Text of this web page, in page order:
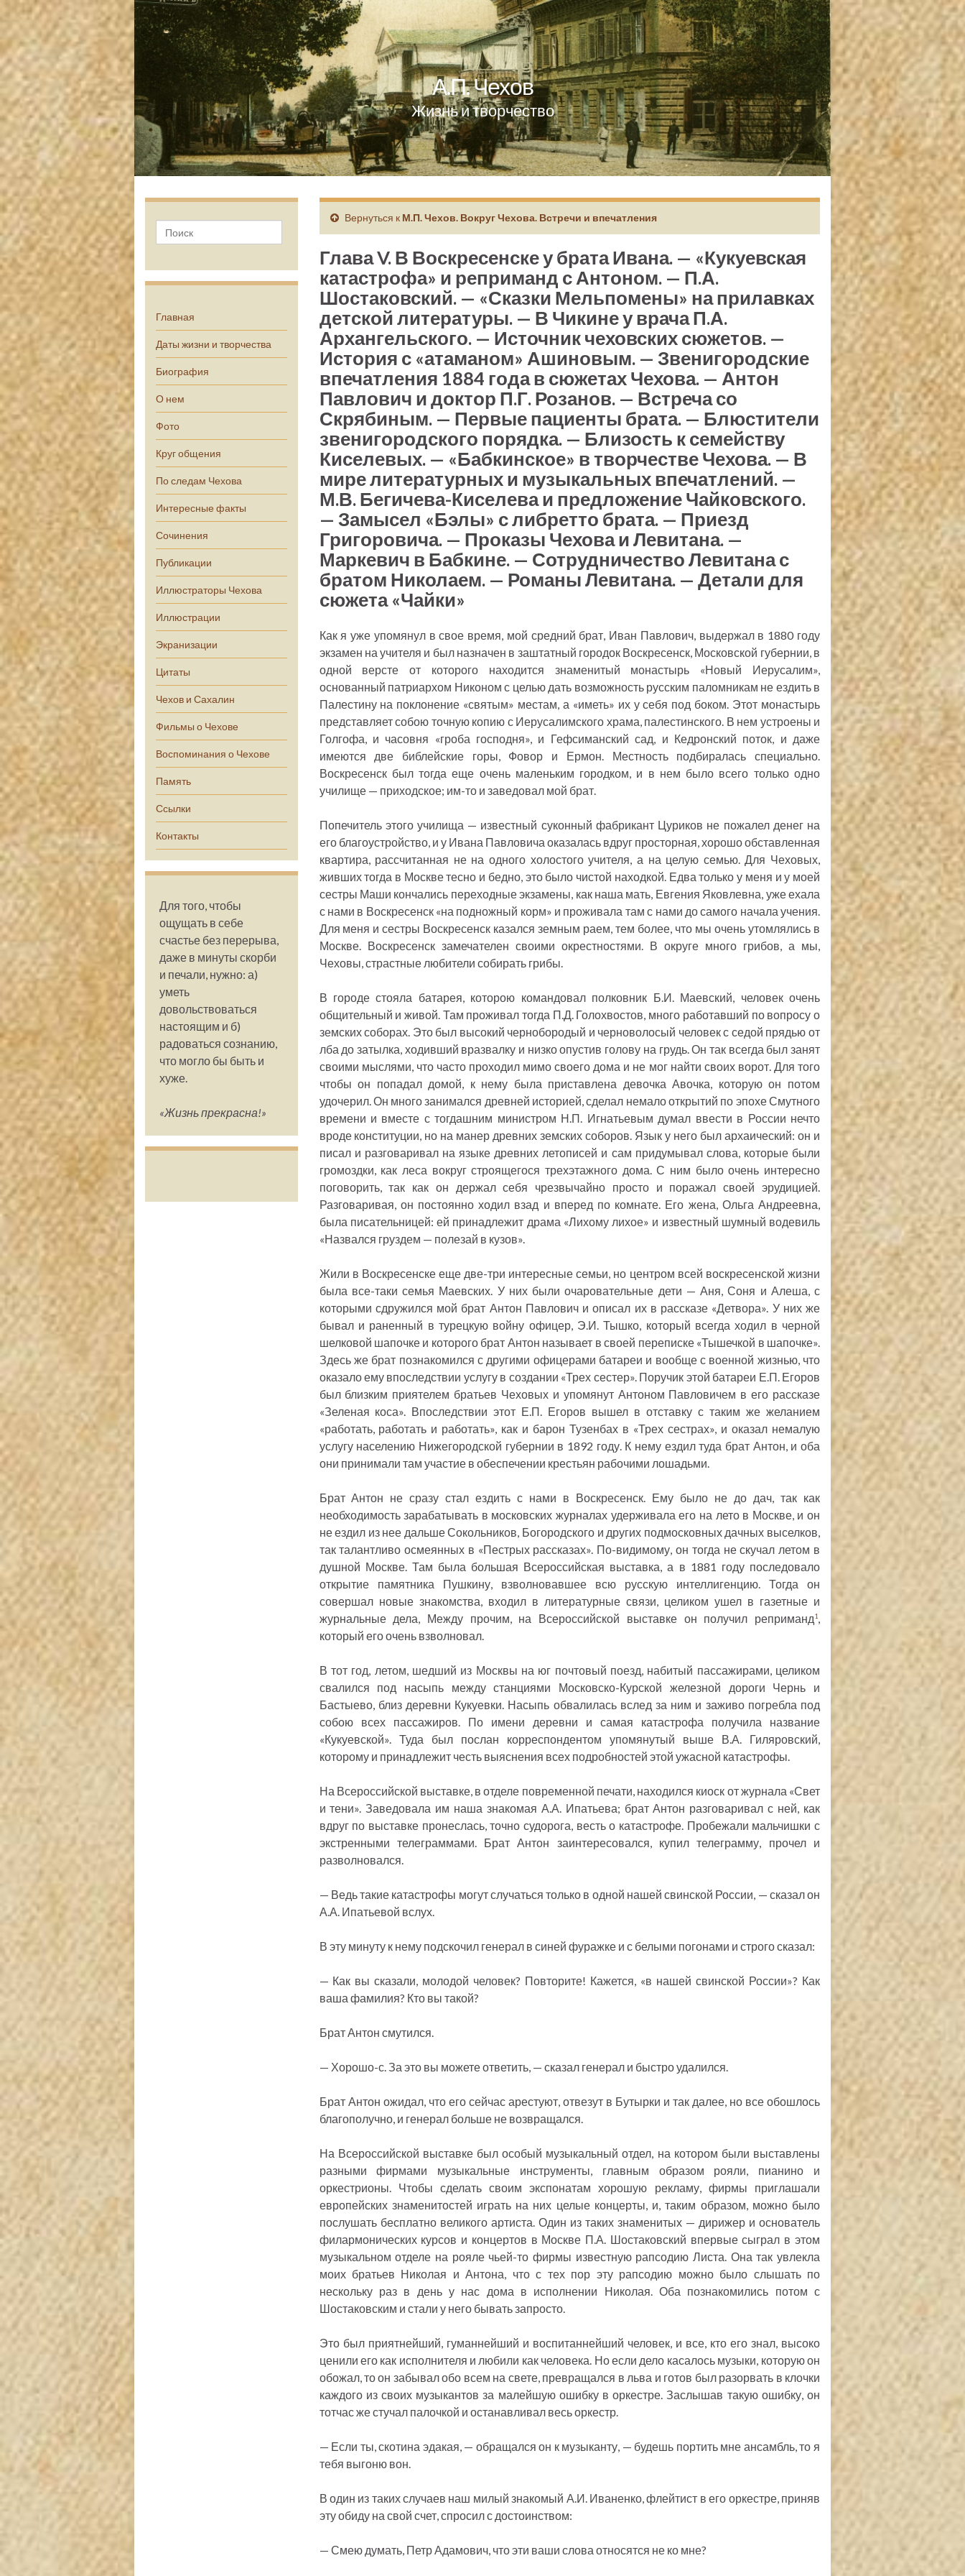
А.П. Чехов
Жизнь и творчество
Главная
Даты жизни и творчества
Биография
О нем
Фото
Круг общения
По следам Чехова
Интересные факты
Сочинения
Публикации
Иллюстраторы Чехова
Иллюстрации
Экранизации
Цитаты
Чехов и Сахалин
Фильмы о Чехове
Воспоминания о Чехове
Память
Ссылки
Контакты
Для того, чтобы
ощущать в себе
счастье без перерыва,
даже в минуты скорби
и печали, нужно: а)
уметь
довольствоваться
настоящим и б)
радоваться сознанию,
что могло бы быть и
хуже.
«Жизнь прекрасна!»
Вернуться к М.П. Чехов. Вокруг Чехова. Встречи и впечатления
Глава V. В Воскресенске у брата Ивана. — «Кукуевская
катастрофа» и реприманд с Антоном. — П.А.
Шостаковский. — «Сказки Мельпомены» на прилавках
детской литературы. — В Чикине у врача П.А.
Архангельского. — Источник чеховских сюжетов. —
История с «атаманом» Ашиновым. — Звенигородские
впечатления 1884 года в сюжетах Чехова. — Антон
Павлович и доктор П.Г. Розанов. — Встреча со
Скрябиным. — Первые пациенты брата. — Блюстители
звенигородского порядка. — Близость к семейству
Киселевых. — «Бабкинское» в творчестве Чехова. — В
мире литературных и музыкальных впечатлений. —
М.В. Бегичева-Киселева и предложение Чайковского.
— Замысел «Бэлы» с либретто брата. — Приезд
Григоровича. — Проказы Чехова и Левитана. —
Маркевич в Бабкине. — Сотрудничество Левитана с
братом Николаем. — Романы Левитана. — Детали для
сюжета «Чайки»
Как я уже упомянул в свое время, мой средний брат, Иван Павлович, выдержал в 1880 году
экзамен на учителя и был назначен в заштатный городок Воскресенск, Московской губернии, в
одной версте от которого находится знаменитый монастырь «Новый Иерусалим»,
основанный патриархом Никоном с целью дать возможность русским паломникам не ездить в
Палестину на поклонение «святым» местам, а «иметь» их у себя под боком. Этот монастырь
представляет собою точную копию с Иерусалимского храма, палестинского. В нем устроены и
Голгофа, и часовня «гроба господня», и Гефсиманский сад, и Кедронский поток, и даже
имеются две библейские горы, Фовор и Ермон. Местность подбиралась специально.
Воскресенск был тогда еще очень маленьким городком, и в нем было всего только одно
училище — приходское; им-то и заведовал мой брат.
Попечитель этого училища — известный суконный фабрикант Цуриков не пожалел денег на
его благоустройство, и у Ивана Павловича оказалась вдруг просторная, хорошо обставленная
квартира, рассчитанная не на одного холостого учителя, а на целую семью. Для Чеховых,
живших тогда в Москве тесно и бедно, это было чистой находкой. Едва только у меня и у моей
сестры Маши кончались переходные экзамены, как наша мать, Евгения Яковлевна, уже ехала
с нами в Воскресенск «на подножный корм» и проживала там с нами до самого начала учения.
Для меня и сестры Воскресенск казался земным раем, тем более, что мы очень утомлялись в
Москве. Воскресенск замечателен своими окрестностями. В округе много грибов, а мы,
Чеховы, страстные любители собирать грибы.
В городе стояла батарея, которою командовал полковник Б.И. Маевский, человек очень
общительный и живой. Там проживал тогда П.Д. Голохвостов, много работавший по вопросу о
земских соборах. Это был высокий чернобородый и черноволосый человек с седой прядью от
лба до затылка, ходивший вразвалку и низко опустив голову на грудь. Он так всегда был занят
своими мыслями, что часто проходил мимо своего дома и не мог найти своих ворот. Для того
чтобы он попадал домой, к нему была приставлена девочка Авочка, которую он потом
удочерил. Он много занимался древней историей, сделал немало открытий по эпохе Смутного
времени и вместе с тогдашним министром Н.П. Игнатьевым думал ввести в России нечто
вроде конституции, но на манер древних земских соборов. Язык у него был архаический: он и
писал и разговаривал на языке древних летописей и сам придумывал слова, которые были
громоздки, как леса вокруг строящегося трехэтажного дома. С ним было очень интересно
поговорить, так как он держал себя чрезвычайно просто и поражал своей эрудицией.
Разговаривая, он постоянно ходил взад и вперед по комнате. Его жена, Ольга Андреевна,
была писательницей: ей принадлежит драма «Лихому лихое» и известный шумный водевиль
«Назвался груздем — полезай в кузов».
Жили в Воскресенске еще две-три интересные семьи, но центром всей воскресенской жизни
была все-таки семья Маевских. У них были очаровательные дети — Аня, Соня и Алеша, с
которыми сдружился мой брат Антон Павлович и описал их в рассказе «Детвора». У них же
бывал и раненный в турецкую войну офицер, Э.И. Тышко, который всегда ходил в черной
шелковой шапочке и которого брат Антон называет в своей переписке «Тышечкой в шапочке».
Здесь же брат познакомился с другими офицерами батареи и вообще с военной жизнью, что
оказало ему впоследствии услугу в создании «Трех сестер». Поручик этой батареи Е.П. Егоров
был близким приятелем братьев Чеховых и упомянут Антоном Павловичем в его рассказе
«Зеленая коса». Впоследствии этот Е.П. Егоров вышел в отставку с таким же желанием
«работать, работать и работать», как и барон Тузенбах в «Трех сестрах», и оказал немалую
услугу населению Нижегородской губернии в 1892 году. К нему ездил туда брат Антон, и оба
они принимали там участие в обеспечении крестьян рабочими лошадьми.
Брат Антон не сразу стал ездить с нами в Воскресенск. Ему было не до дач, так как
необходимость зарабатывать в московских журналах удерживала его на лето в Москве, и он
не ездил из нее дальше Сокольников, Богородского и других подмосковных дачных выселков,
так талантливо осмеянных в «Пестрых рассказах». По-видимому, он тогда не скучал летом в
душной Москве. Там была большая Всероссийская выставка, а в 1881 году последовало
открытие памятника Пушкину, взволновавшее всю русскую интеллигенцию. Тогда он
совершал новые знакомства, входил в литературные связи, целиком ушел в газетные и
журнальные дела, Между прочим, на Всероссийской выставке он получил реприманд1,
который его очень взволновал.
В тот год, летом, шедший из Москвы на юг почтовый поезд, набитый пассажирами, целиком
свалился под насыпь между станциями Московско-Курской железной дороги Чернь и
Бастыево, близ деревни Кукуевки. Насыпь обвалилась вслед за ним и заживо погребла под
собою всех пассажиров. По имени деревни и самая катастрофа получила название
«Кукуевской». Туда был послан корреспондентом упомянутый выше В.А. Гиляровский,
которому и принадлежит честь выяснения всех подробностей этой ужасной катастрофы.
На Всероссийской выставке, в отделе повременной печати, находился киоск от журнала «Свет
и тени». Заведовала им наша знакомая А.А. Ипатьева; брат Антон разговаривал с ней, как
вдруг по выставке пронеслась, точно судорога, весть о катастрофе. Пробежали мальчишки с
экстренными телеграммами. Брат Антон заинтересовался, купил телеграмму, прочел и
разволновался.
— Ведь такие катастрофы могут случаться только в одной нашей свинской России, — сказал он
А.А. Ипатьевой вслух.
В эту минуту к нему подскочил генерал в синей фуражке и с белыми погонами и строго сказал:
— Как вы сказали, молодой человек? Повторите! Кажется, «в нашей свинской России»? Как
ваша фамилия? Кто вы такой?
Брат Антон смутился.
— Хорошо-с. За это вы можете ответить, — сказал генерал и быстро удалился.
Брат Антон ожидал, что его сейчас арестуют, отвезут в Бутырки и так далее, но все обошлось
благополучно, и генерал больше не возвращался.
На Всероссийской выставке был особый музыкальный отдел, на котором были выставлены
разными фирмами музыкальные инструменты, главным образом рояли, пианино и
оркестрионы. Чтобы сделать своим экспонатам хорошую рекламу, фирмы приглашали
европейских знаменитостей играть на них целые концерты, и, таким образом, можно было
послушать бесплатно великого артиста. Один из таких знаменитых — дирижер и основатель
филармонических курсов и концертов в Москве П.А. Шостаковский впервые сыграл в этом
музыкальном отделе на рояле чьей-то фирмы известную рапсодию Листа. Она так увлекла
моих братьев Николая и Антона, что с тех пор эту рапсодию можно было слышать по
нескольку раз в день у нас дома в исполнении Николая. Оба познакомились потом с
Шостаковским и стали у него бывать запросто.
Это был приятнейший, гуманнейший и воспитаннейший человек, и все, кто его знал, высоко
ценили его как исполнителя и любили как человека. Но если дело касалось музыки, которую он
обожал, то он забывал обо всем на свете, превращался в льва и готов был разорвать в клочки
каждого из своих музыкантов за малейшую ошибку в оркестре. Заслышав такую ошибку, он
тотчас же стучал палочкой и останавливал весь оркестр.
— Если ты, скотина эдакая, — обращался он к музыканту, — будешь портить мне ансамбль, то я
тебя выгоню вон.
В один из таких случаев наш милый знакомый А.И. Иваненко, флейтист в его оркестре, приняв
эту обиду на свой счет, спросил с достоинством:
— Смею думать, Петр Адамович, что эти ваши слова относятся не ко мне?